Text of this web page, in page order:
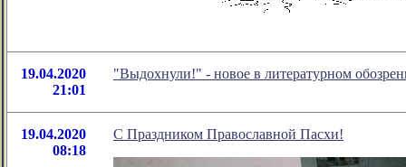
19.04.2020
21:01
"Выдохнули!" - новое в литературном
19.04.2020
08:18
C Праздником Православной Пасхи!